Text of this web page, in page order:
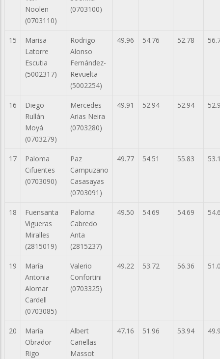
Noolen
(0703110)
(0703100)
15
Marisa
Latorre
Escutia
(5002317)
Rodrigo
Alonso
Fernández-
Revuelta
(5002254)
49.96 54.76 52.78
16
Diego
Rullán
Moyá
(0703279)
Mercedes
Arias Neira
(0703280)
49.91 52.94 52.94
17
Paloma
Cifuentes
(0703090)
Paz
Campuzano
Casasayas
(0703091)
49.77 54.51 55.83
18
Fuensanta
Vigueras
Miralles
(2815019)
Paloma
Cabredo
Anta
(2815237)
49.50 54.69 54.69
19
María
Antonia
Alomar
Cardell
(0703085)
Valerio
Confortini
(0703325)
49.22 53.72 56.36
20
María
Obrador
Rigo
Albert
Cañellas
Massot
47.16 51.96 53.94